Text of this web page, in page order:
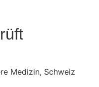
Medizin, Schweiz